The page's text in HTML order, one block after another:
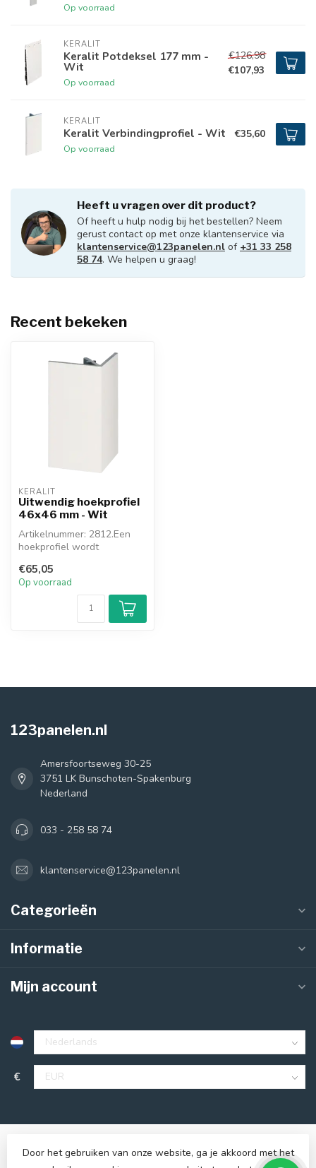
Op voorraad
KERALIT
Keralit Potdeksel 177 mm -
Wit
Op voorraad
€126,98
€107,93
KERALIT
Keralit Verbindingprofiel - Wit
Op voorraad
€35,60
Heeft u vragen over dit product?
Of heeft u hulp nodig bij het bestellen? Neem
gerust contact op met onze klantenservice via
klantenservice@123panelen.nl of +31 33 258
58 74. We helpen u graag!
Recent bekeken
KERALIT
Uitwendig hoekprofiel
46x46 mm - Wit
Artikelnummer: 2812.Een
hoekprofiel wordt
om gaat. Dit ...
€65,05
Op voorraad
123panelen.nl
Amersfoortseweg 30-25
3751 LK Bunschoten-Spakenburg
Nederland
033 - 258 58 74
klantenservice@123panelen.nl
Categorieën
Informatie
Mijn account
€
Door het gebruiken van onze website, ga je akkoord met het